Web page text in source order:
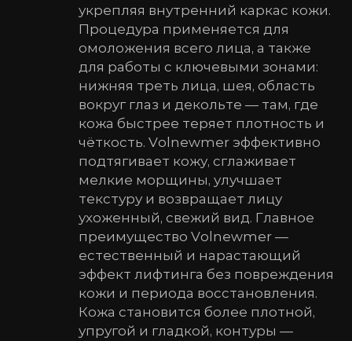
укрепляя внутренний каркас кожи.
Процедура применяется для
омоложения всего лица, а также
для работы с ключевыми зонами:
нижняя треть лица, шея, область
вокруг глаз и декольте — там, где
кожа быстрее теряет плотность и
чёткость. Volnewmer эффективно
подтягивает кожу, сглаживает
мелкие морщины, улучшает
текстуру и возвращает лицу
ухоженный, свежий вид. Главное
преимущество Volnewmer —
естественный и нарастающий
эффект лифтинга без повреждения
кожи и периода восстановления.
Кожа становится более плотной,
упругой и гладкой, контуры —